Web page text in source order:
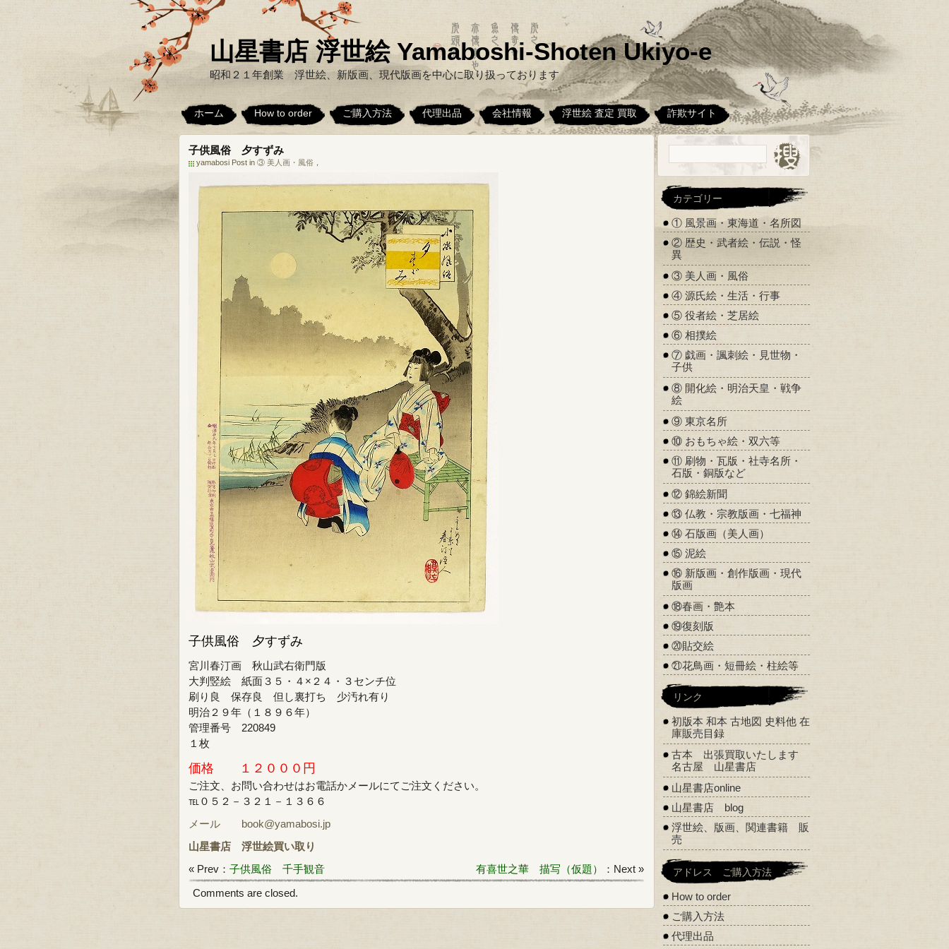
山星書店 浮世絵 Yamaboshi-Shoten Ukiyo-e
昭和２１年創業 浮世絵、新版画、現代版画を中心に取り扱っております
ホーム How to order ご購入方法 代理出品 会社情報 浮世絵 査定 買取 詐欺サイト
子供風俗 夕すずみ
yamabosi Post in ③ 美人画・風俗 ，
子供風俗 夕すずみ
宮川春汀画 秋山武右衛門版
大判竪絵 紙面３５・４×２４・３センチ位
刷り良 保存良 但し裏打ち 少汚れ有り
明治２９年（１８９６年）
管理番号 220849
１枚
価格 １２０００円
ご注文、お問い合わせはお電話かメールにてご注文ください。
℡０５２－３２１－１３６６
メール book@yamabosi.jp
山星書店
浮世絵買い取り
« Prev： 子供風俗 千手観音 有喜世之華 描写（仮題）
：Next »
Comments are closed.
カテゴリー
① 風景画・東海道・名所図
② 歴史・武者絵・伝説・怪
異
③ 美人画・風俗
④ 源氏絵・生活・行事
⑤ 役者絵・芝居絵
⑥ 相撲絵
⑦ 戯画・諷刺絵・見世物・
子供
⑧ 開化絵・明治天皇・戦争
絵
⑨ 東京名所
⑩ おもちゃ絵・双六等
⑪ 刷物・瓦版・社寺名所・
石版・銅版など
⑫ 錦絵新聞
⑬ 仏教・宗教版画・七福神
⑭ 石版画（美人画）
⑮ 泥絵
⑯ 新版画・創作版画・現代
版画
⑱春画・艶本
⑲復刻版
⑳貼交絵
㉑花鳥画・短冊絵・柱絵等
リンク
初版本 和本 古地図 史料他 在
庫販売目録
古本 出張買取いたします
名古屋 山星書店
山星書店online
山星書店 blog
浮世絵、版画、関連書籍 販
売
アドレス ご購入方法
How to order
ご購入方法
代理出品